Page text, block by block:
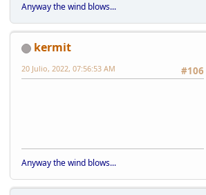
Anyway the wind blows...
kermit
#106
20 Julio, 2022, 07:56:53 AM
Anyway the wind blows...